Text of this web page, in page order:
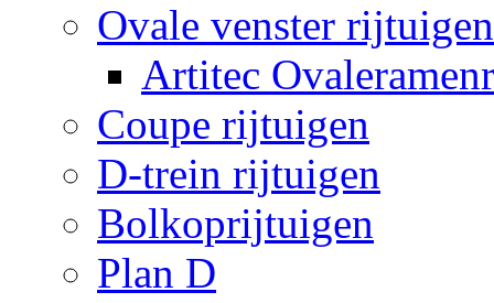
Ovale venster rijtuigen
Artitec
Coupe rijtuigen
D-trein rijtuigen
Bolkoprijtuigen
Plan D